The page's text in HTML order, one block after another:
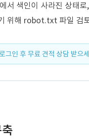
서 색인이 사라진 상태
위해 robot.txt 파일 검
그인 후 무료 견적 상담 받으